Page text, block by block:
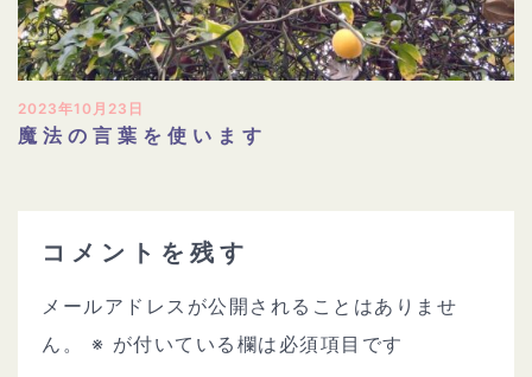
2023年10月23日
魔法の言葉を使います
コメントを残す
メールアドレスが公開されることはありませ
ん。
※ が付いている欄は必須項目です